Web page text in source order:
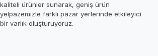
kaliteli ürünler sunarak, geniş ürün
yelpazemizle farklı pazar yerlerinde etkileyici
bir varlık oluşturuyoruz.